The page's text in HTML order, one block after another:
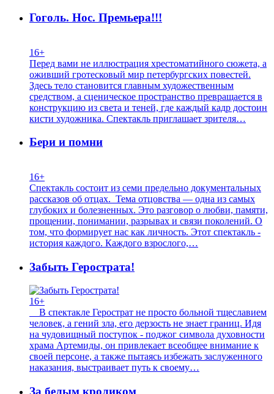
Гоголь. Нос. Премьера!!!
16+
Перед вами не иллюстрация хрестоматийного сюжета, а
оживший гротесковый мир петербургских повестей.
Здесь тело становится главным художественным
средством, а сценическое пространство превращается в
конструкцию из света и теней, где каждый кадр достоин
кисти художника. Спектакль приглашает зрителя…
Бери и помни
16+
Спектакль состоит из семи предельно документальных
рассказов об отцах. Тема отцовства — одна из самых
глубоких и болезненных. Это разговор о любви, памяти,
прощении, понимании, разрывах и связи поколений. О
том, что формирует нас как личность. Этот спектакль -
история каждого. Каждого взрослого,…
Забыть Герострата!
16+
В спектакле Герострат не просто больной тщеславием
человек, а гений зла, его дерзость не знает границ. Идя
на чудовищный поступок - поджог символа духовности
храма Артемиды, он привлекает всеобщее внимание к
своей персоне, а также пытаясь избежать заслуженного
наказания, выстраивает путь к своему…
За белым кроликом